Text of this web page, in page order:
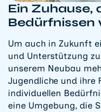
Ein Zuhause,
Bedürfnissen
Um auch in Zukunft
und Unterstützung
unserem Neubau
Jugendliche und ihre
individuellen
eine Umgebung, die